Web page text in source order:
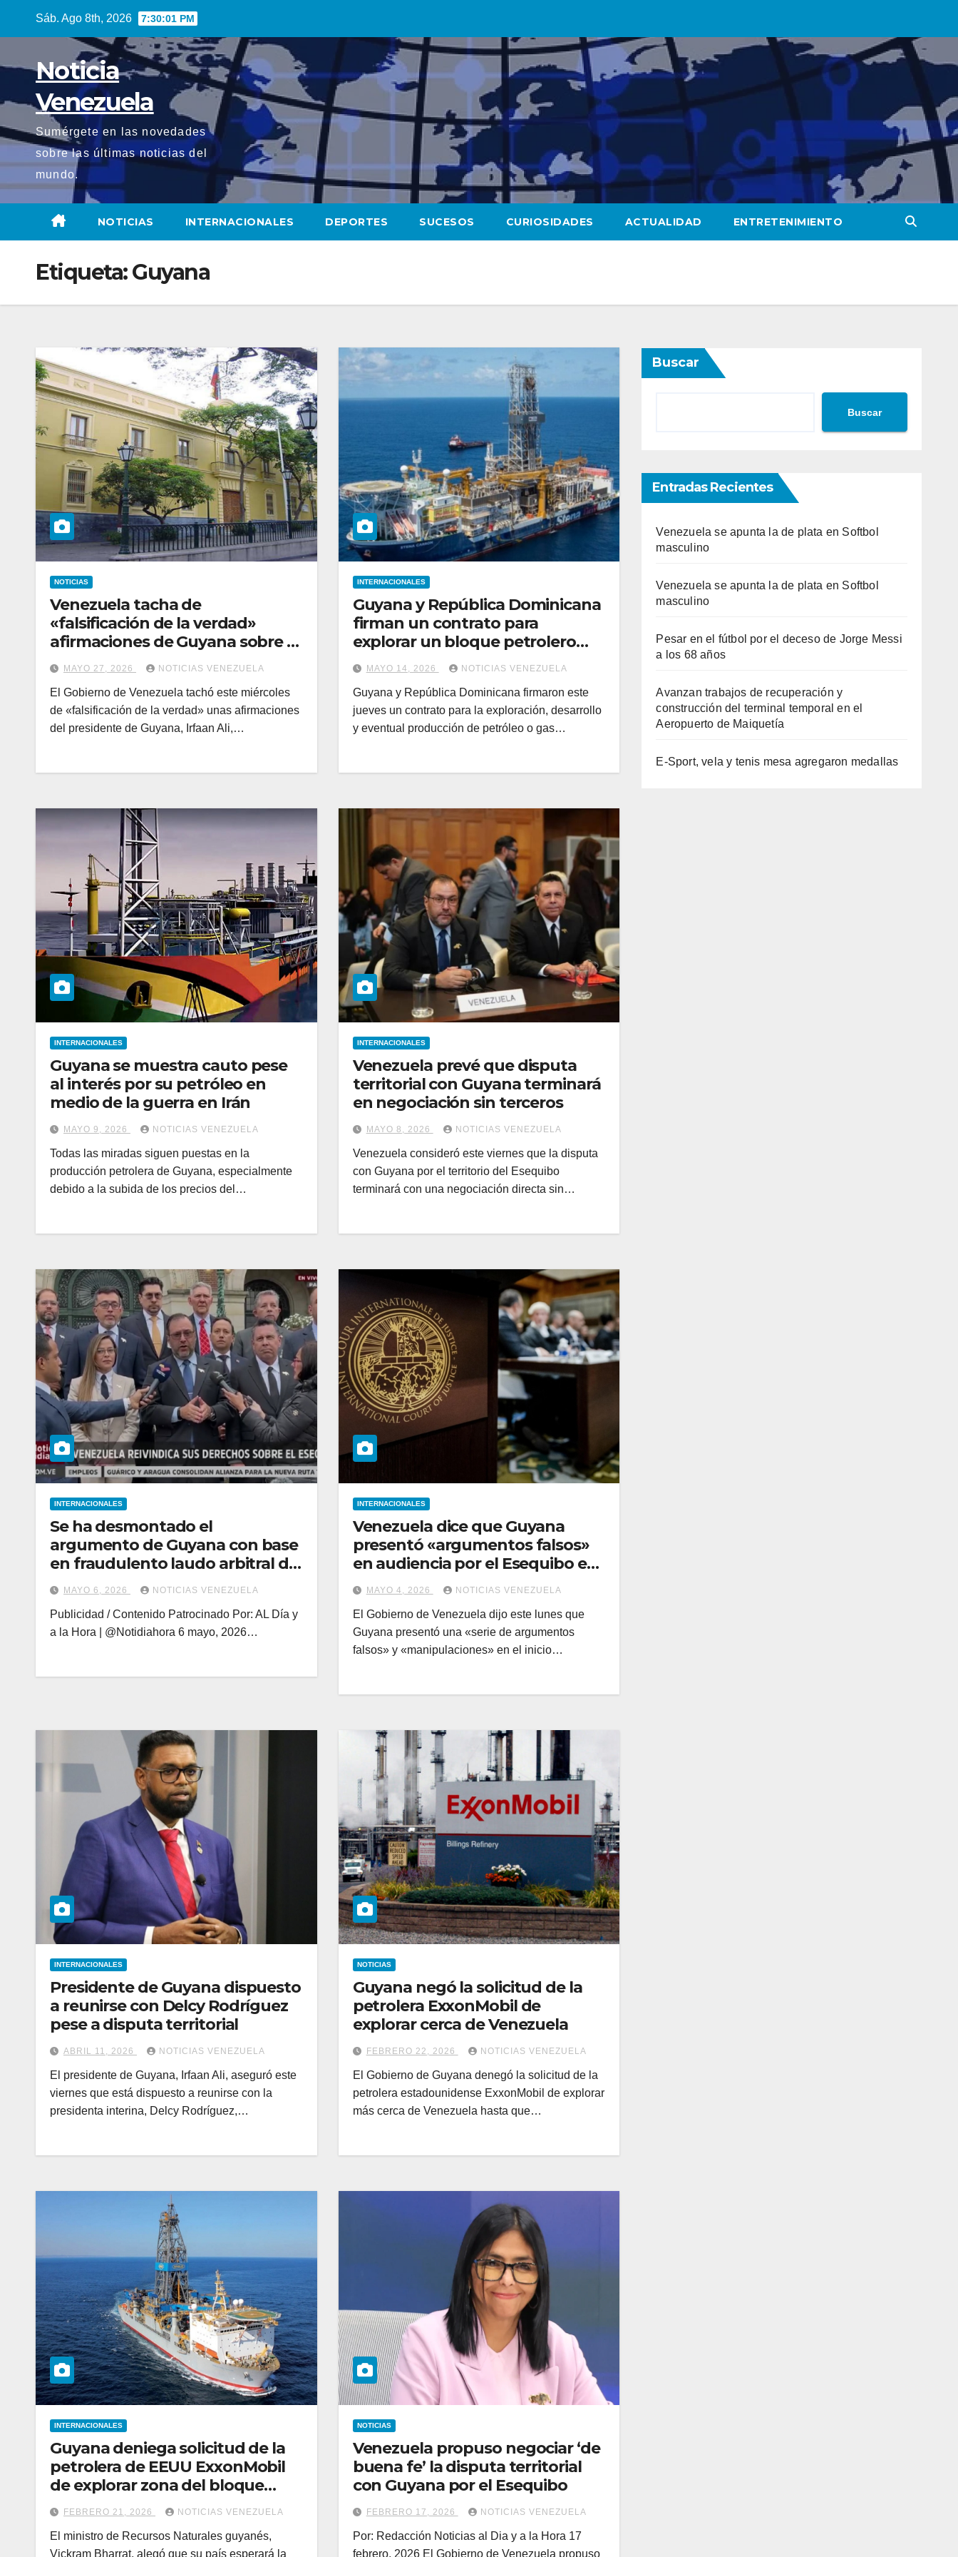
Sáb. Ago 8th, 2026 7:30:03 PM
Noticia
Venezuela
Sumérgete en las novedades
sobre las últimas noticias del
mundo.
NOTICIAS INTERNACIONALES DEPORTES SUCESOS CURIOSIDADES ACTUALIDAD ENTRETENIMIENTO
Etiqueta:Guyana
NOTICIAS
Venezuela tacha de
«falsificación de la verdad»
afirmaciones de Guyana sobre el
Esequibo
MAYO 27, 2026 NOTICIAS VENEZUELA
El Gobierno de Venezuela tachó este miércoles
de «falsificación de la verdad» unas afirmaciones
del presidente de Guyana, Irfaan Ali,…
INTERNACIONALES
Guyana y República Dominicana
firman un contrato para
explorar un bloque petrolero
guyanés
MAYO 14, 2026 NOTICIAS VENEZUELA
Guyana y República Dominicana firmaron este
jueves un contrato para la exploración, desarrollo
y eventual producción de petróleo o gas…
INTERNACIONALES
Guyana se muestra cauto pese
al interés por su petróleo en
medio de la guerra en Irán
MAYO 9, 2026 NOTICIAS VENEZUELA
Todas las miradas siguen puestas en la
producción petrolera de Guyana, especialmente
debido a la subida de los precios del…
INTERNACIONALES
Venezuela prevé que disputa
territorial con Guyana terminará
en negociación sin terceros
MAYO 8, 2026 NOTICIAS VENEZUELA
Venezuela consideró este viernes que la disputa
con Guyana por el territorio del Esequibo
terminará con una negociación directa sin…
INTERNACIONALES
Se ha desmontado el
argumento de Guyana con base
en fraudulento laudo arbitral de
1899
MAYO 6, 2026 NOTICIAS VENEZUELA
Publicidad / Contenido Patrocinado Por: AL Día y
a la Hora | @Notidiahora 6 mayo, 2026…
INTERNACIONALES
Venezuela dice que Guyana
presentó «argumentos falsos»
en audiencia por el Esequibo en
CIJMAYO 4, 2026 NOTICIAS VENEZUELA
El Gobierno de Venezuela dijo este lunes que
Guyana presentó una «serie de argumentos
falsos» y «manipulaciones» en el inicio…
INTERNACIONALES
Presidente de Guyana dispuesto
a reunirse con Delcy Rodríguez
pese a disputa territorial
ABRIL 11, 2026 NOTICIAS VENEZUELA
El presidente de Guyana, Irfaan Ali, aseguró este
viernes que está dispuesto a reunirse con la
presidenta interina, Delcy Rodríguez,…
NOTICIAS
Guyana negó la solicitud de la
petrolera ExxonMobil de
explorar cerca de Venezuela
FEBRERO 22, 2026 NOTICIAS VENEZUELA
El Gobierno de Guyana denegó la solicitud de la
petrolera estadounidense ExxonMobil de explorar
más cerca de Venezuela hasta que…
INTERNACIONALES
Guyana deniega solicitud de la
petrolera de EEUU ExxonMobil
de explorar zona del bloque
Stabroek
FEBRERO 21, 2026 NOTICIAS VENEZUELA
El ministro de Recursos Naturales guyanés,
Vickram Bharrat, alegó que su país esperará la
NOTICIAS
Venezuela propuso negociar ‘de
buena fe’ la disputa territorial
con Guyana por el Esequibo
FEBRERO 17, 2026 NOTICIAS VENEZUELA
Por: Redacción Noticias al Dia y a la Hora 17
febrero, 2026 El Gobierno de Venezuela propuso
Buscar
Buscar
Entradas Recientes
Venezuela se apunta la de plata en Softbol
masculino
Venezuela se apunta la de plata en Softbol
masculino
Pesar en el fútbol por el deceso de Jorge Messi
a los 68 años
Avanzan trabajos de recuperación y
construcción del terminal temporal en el
Aeropuerto de Maiquetía
E-Sport, vela y tenis mesa agregaron medallas